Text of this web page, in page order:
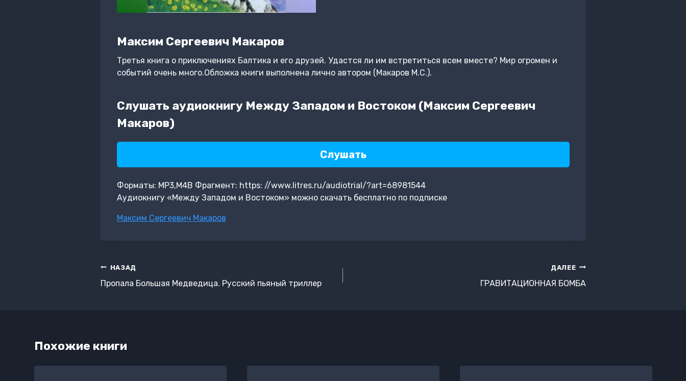
Максим Сергеевич Макаров
Третья книга о приключениях Балтика и его друзей. Удастся ли им встретиться всем вместе? Мир огромен и
событий очень много.Обложка книги выполнена лично автором (Макаров М.С.).
Слушать аудиокнигу Между Западом и Востоком (Максим Сергеевич
Макаров)
Слушать
Форматы: MP3,M4B Фрагмент: https: //www.litres.ru/audiotrial/?art=68981544
Аудиокнигу «Между Западом и Востоком» можно скачать бесплатно по подписке
Метки
Максим Сергеевич Макаров
Навигация
по
НАЗАД
Пропала Большая Медведица. Русский пьяный триллер
ДАЛЕЕ
ГРАВИТАЦИОННАЯ БОМБА
Похожие книги